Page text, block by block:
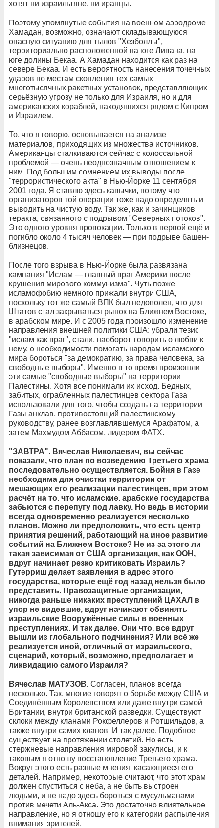
хотят ни израильтяне, ни иранцы.
Поэтому упомянутые события на военном аэродроме
Хамадан, возможно, означают складывающуюся
опасную ситуацию для тылов "Хезболлы",
территориально расположенной на юге Ливана, на
юге долины Бекаа. А Хамадан находится как раз на
севере Бекаа. И есть вероятность нанесения точечных
ударов по местам скопления тех самых
многотысячных ракетных установок, представляющих
серьёзную угрозу не только для Израиля, но и для
американских кораблей, находящихся рядом с Кипром
и Израилем.
То, что я говорю, основывается на анализе
материалов, приходящих из множества источников.
Американцы сталкиваются сейчас с колоссальной
проблемой — очень неоднозначным отношением к
ним. Под большим сомнением их выводы после
"террористического акта" в Нью-Йорке 11 сентября
2001 года. Я ставлю здесь кавычки, потому что
организаторов той операции тоже надо определять и
выводить на чистую воду. Так же, как и зачинщиков
теракта, связанного с подрывом "Северных потоков".
Это одного уровня провокации. Только в первой ещё и
погибло около 4 тысяч человек — при подрыве башен-
близнецов.
После того взрыва в Нью-Йорке была развязана
кампания "Ислам — главный враг Америки после
крушения мирового коммунизма". Чуть позже
исламофобию немного прижали внутри США,
поскольку тот же самый ВПК был недоволен, что для
Штатов стал закрываться рынок на Ближнем Востоке,
в арабском мире. И с 2005 года произошло изменение
направления внешней политики США: убрали тезис
"ислам как враг", стали, наоборот, говорить о любви к
нему, о необходимости помогать народам исламского
мира бороться "за демократию, за права человека, за
свободные выборы". Именно в то время произошли
эти самые "свободные выборы" на территории
Палестины. Хотя все понимали их исход. Бедных,
забитых, ограбленных палестинцев сектора Газа
использовали для того, чтобы создать на территории
Газы анклав, противостоящий палестинскому
руководству, ранее возглавлявшемуся Арафатом, а
затем Махмудом Аббасом, лидером ФАТХ.
"ЗАВТРА". Вячеслав Николаевич, вы сейчас
показали, что план по возведению Третьего храма
последовательно осуществляется. Бойня в Газе
необходима для очистки территории от
мешающих его реализации палестинцев, при этом
расчёт на то, что исламские, арабские государства
забьются с перепугу под лавку. Но ведь в истории
всегда одновременно реализуется несколько
планов. Можно ли предположить, что есть центр
принятия решений, работающий на иное развитие
событий на Ближнем Востоке? Не из-за этого ли
такая зависимая от США организация, как ООН,
вдруг начинает резко критиковать Израиль?
Гутерриш делает заявления в адрес этого
государства, которые ещё год назад нельзя было
представить. Правозащитные организации,
никогда раньше никаких преступлений ЦАХАЛ в
упор не видевшие, вдруг начинают обвинять
израильские Вооружённые силы в военных
преступлениях. И так далее. Они что, все вдруг
вышли из глобального подчинения? Или всё же
реализуется иной, отличный от израильского,
сценарий, который, возможно, предполагает и
ликвидацию самого Израиля?
Вячеслав МАТУЗОВ. Согласен, планов всегда
несколько. Так, многие говорят о борьбе между США и
Соединённым Королевством или даже внутри самой
Британии, внутри британской разведки. Существуют
склоки между кланами Рокфеллеров и Ротшильдов, а
также внутри самих кланов. И так далее. Подобное
существует на протяжении столетий. Но есть
стержневые направления мировой закулисы, и к
таковым я отношу восстановление Третьего храма.
Вокруг этого есть разные мнения, касающиеся его
деталей. Например, некоторые считают, что этот храм
должен спуститься с неба, а не быть выстроен
людьми, и не надо здесь бороться с мусульманами
против мечети Аль-Акса. Это достаточно влиятельное
направление, но я отношу его к категории распыления
внимания зрителей.